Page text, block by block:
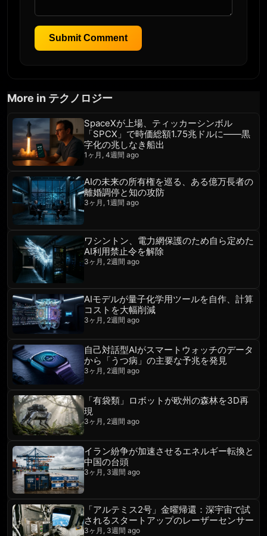
Submit Comment
More in テクノロジー
SpaceXが上場、ティッカーシンボル
「SPCX」で時価総額1.75兆ドルに——黒
字化の兆しなき船出
1ヶ月, 4週間 ago
AIの未来の所有権を巡る、ある億万長者の
離婚調停と知の攻防
3ヶ月, 1週間 ago
ワシントン、電力網保護のため自ら定めた
AI利用禁止令を解除
3ヶ月, 2週間 ago
AIモデルが量子化学用ツールを自作、計算
コストを大幅削減
3ヶ月, 2週間 ago
自己対話型AIがスマートウォッチのデータ
から「うつ病」の主要な予兆を発見
3ヶ月, 2週間 ago
「有袋類」ロボットが欧州の森林を3D再
現
3ヶ月, 2週間 ago
イラン紛争が加速させるエネルギー転換と
中国の台頭
3ヶ月, 3週間 ago
「アルテミス2号」金曜帰還：深宇宙で試
されるスタートアップのレーザーセンサー
3ヶ月, 3週間 ago